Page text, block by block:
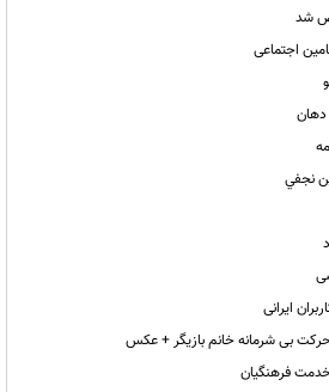
شد
اجتماعی
نجفي
بی شرمانه خانم بازیگر + عکس